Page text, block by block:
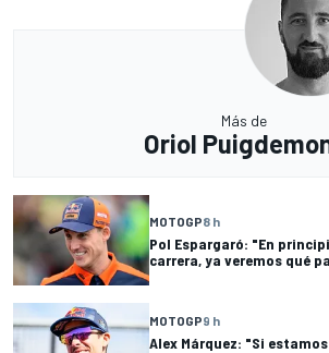
Más de
Oriol
MOTOGP8 h
Pol Espargaró: "En
carrera, ya veremos qué
MOTOGP9 h
Alex Márquez: "Si